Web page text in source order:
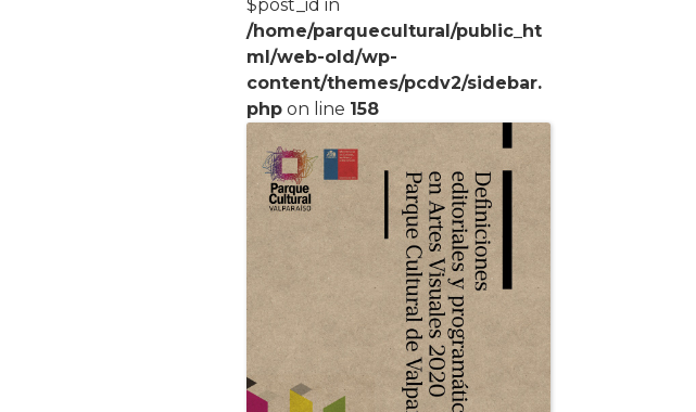
$post_id in
/home/parquecultural/public_ht
ml/web-old/wp-
content/themes/pcdv2/sidebar.
php on line 158